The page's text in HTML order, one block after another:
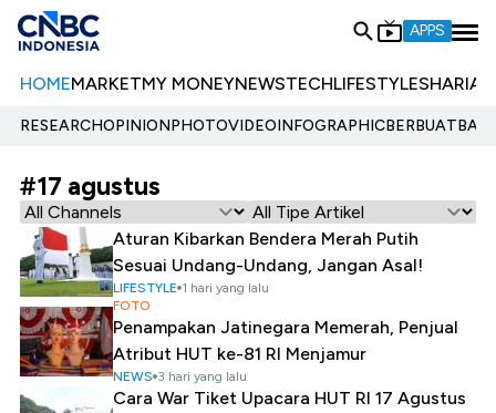
APPS
HOMEMARKETMY MONEYNEWSTECHLIFESTYLESHARIA
RESEARCHOPINIONPHOTOVIDEOINFOGRAPHIC
#17 agustus
Aturan Kibarkan Bendera Merah Putih
Sesuai Undang-Undang, Jangan Asal!
LIFESTYLE 1 hari yang lalu
FOTO
Penampakan Jatinegara Memerah, Penjual
Atribut HUT ke-81 RI Menjamur
NEWS 3 hari yang lalu
Cara War Tiket Upacara HUT RI 17 Agustus